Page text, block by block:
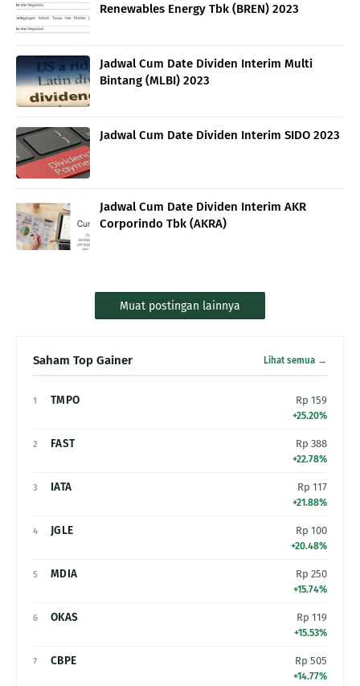
Renewables Energy Tbk (BREN) 2023
Jadwal Cum Date Dividen Interim Multi
Bintang (MLBI) 2023
Jadwal Cum Date Dividen Interim SIDO 2023
Jadwal Cum Date Dividen Interim AKR
Corporindo Tbk (AKRA)
Muat postingan lainnya
Saham Top Gainer Lihat semua →
1 TMPO Rp 159
+25.20%
2 FAST Rp 388
+22.78%
3 IATA Rp 117
+21.88%
4 JGLE Rp 100
+20.48%
5 MDIA Rp 250
+15.74%
6 OKAS Rp 119
+15.53%
7 CBPE Rp 505
+14.77%